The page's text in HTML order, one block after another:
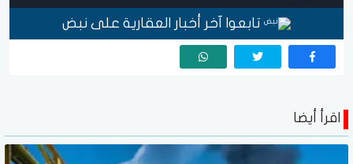
تابعوا آخر أخبار العقارية على نبض
اقرأ أيضا